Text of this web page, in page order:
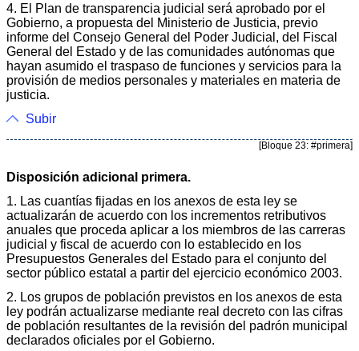
4. El Plan de transparencia judicial será aprobado por el
Gobierno, a propuesta del Ministerio de Justicia, previo
informe del Consejo General del Poder Judicial, del Fiscal
General del Estado y de las comunidades autónomas que
hayan asumido el traspaso de funciones y servicios para la
provisión de medios personales y materiales en materia de
justicia.
Subir
[Bloque 23: #primera]
Disposición adicional primera.
1. Las cuantías fijadas en los anexos de esta ley se
actualizarán de acuerdo con los incrementos retributivos
anuales que proceda aplicar a los miembros de las carreras
judicial y fiscal de acuerdo con lo establecido en los
Presupuestos Generales del Estado para el conjunto del
sector público estatal a partir del ejercicio económico 2003.
2. Los grupos de población previstos en los anexos de esta
ley podrán actualizarse mediante real decreto con las cifras
de población resultantes de la revisión del padrón municipal
declarados oficiales por el Gobierno.